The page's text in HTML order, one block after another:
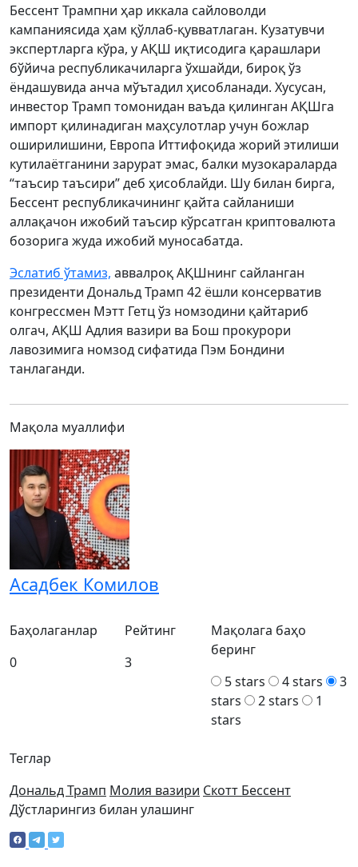
Бессент Трампни ҳар иккала сайловолди
кампаниясида ҳам қўллаб-қувватлаган. Кузатувчи
экспертларга кўра, у АҚШ иқтисодига қарашлари
бўйича республикачиларга ўхшайди, бироқ ўз
ёндашувида анча мўътадил ҳисобланади. Хусусан,
инвестор Трамп томонидан ваъда қилинган АҚШга
импорт қилинадиган маҳсулотлар учун божлар
оширилишини, Европа Иттифоқида жорий этилиши
кутилаётганини зарурат эмас, балки музокараларда
“таъсир таъсири” деб ҳисоблайди. Шу билан бирга,
Бессент республикачининг қайта сайланиши
аллақачон ижобий таъсир кўрсатган криптовалюта
бозорига жуда ижобий муносабатда.
Эслатиб ўтамиз, аввалроқ АҚШнинг сайланган
президенти Дональд Трамп 42 ёшли консерватив
конгрессмен Мэтт Гетц ўз номзодини қайтариб
олгач, АҚШ Адлия вазири ва Бош прокурори
лавозимига номзод сифатида Пэм Бондини
танлаганди.
Мақола муаллифи
Асадбек Комилов
Теглар
Дональд Трамп Молия вазири Скотт Бессент
Баҳолаганлар
0
Рейтинг
3
Мақолага баҳо
беринг
5 stars
4 stars
3
stars
2 stars
1
stars
Дўстларингиз билан улашинг